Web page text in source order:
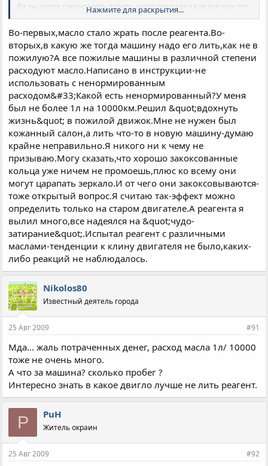
Да ты хотел сэкономить залить чудо присадку как писали тут
шутники что бы салон стал кожанным, а в фарах появился
ксеноновый свет. Реагент в этом не поможет т.к. если есть
потери масла из за моющего эффекта реагента потери будут
еще больше и весь реагент вылетит в трубу вместе с маслом.
Как промыть двигатель от грязи и как раскоксовать кольца
описано на сайте автохимии www.lavr.ru
Там есть ответы специалиста по многим стандартным
проблеммам.
Сам пользовался Этим продуктом, эффект от применения был
но как обычно с побочным эффектом
Промыл систему охлаждения - поменял радиатор печки и
двигателя т.к. потекли ну естественно их ресурс 125 т.км
промыл двигатель (мягкая промывка на 100 км) -пришлось
повторно заливать реагент .т.к. эффект от реагента после
промывки пропал.
Пока на реагенте проехал более 40 т. км. полет нормальный.
Нажмите для раскрытия...
Во-первых,масло стало жрать после реагента.Во-
вторых,в какую же тогда машину надо его лить,как не в
пожилую?А все пожилые машины в различной степени
расходуют масло.Написано в инструкции-не
использовать с ненормированным
расходом&#33;Какой есть ненормированный?У меня
был не более 1л на 10000км.Решил &quot;вдохнуть
жизнь&quot; в пожилой движок.Мне не нужен был
кожанный салон,а лить что-то в новую машину-думаю
крайне неправильно.Я никого ни к чему не
призываю.Могу сказать,что хорошо закоксованные
кольца уже ничем не промоешь,плюс ко всему они
могут царапать зеркало.И от чего они закоксовываются-
тоже открытый вопрос.Я считаю так-эффект можно
определить только на старом двигателе.А реагента я
вылил много,все надеялся на &quot;чудо-
затирание&quot;.Испытал реагент с различными
маслами-тенденции к клину двигателя не было,каких-
либо реакций не наблюдалось.
Nikolos80
Известный деятель города
25 Авг 2009 #91
Мда... жаль потраченных денег, расход масла 1л/ 10000
тоже не очень много.
А что за машина? сколько пробег ?
Интересно знать в какое двигло лучше не лить реагент.
P PuH
Житель окраин
25 Авг 2009 #92